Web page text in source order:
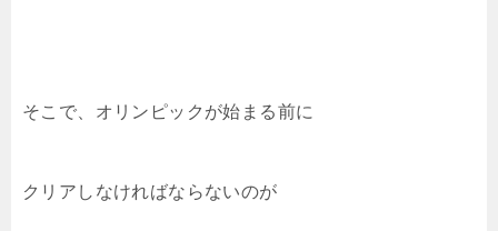
そこで、オリンピックが始まる前に
クリアしなければならないのが